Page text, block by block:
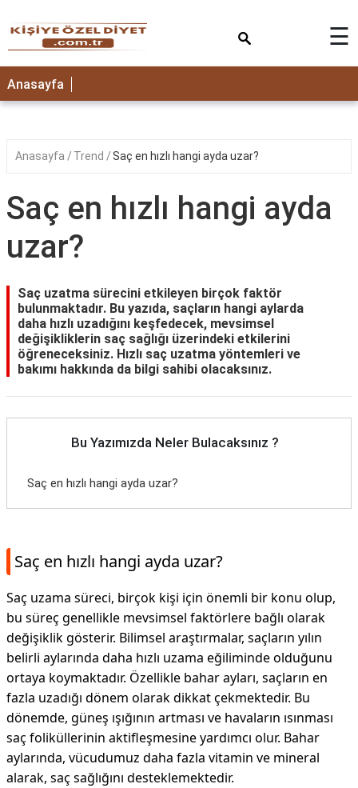
ANASAYFA
☰
Anasayfa
Anasayfa Trend Saç en hızlı hangi ayda uzar?
Saç en hızlı hangi ayda
uzar?
Saç uzatma sürecini etkileyen birçok faktör
bulunmaktadır. Bu yazıda, saçların hangi aylarda
daha hızlı uzadığını keşfedecek, mevsimsel
değişikliklerin saç sağlığı üzerindeki etkilerini
öğreneceksiniz. Hızlı saç uzatma yöntemleri ve
bakımı hakkında da bilgi sahibi olacaksınız.
Bu Yazımızda Neler Bulacaksınız ?
Saç en hızlı hangi ayda uzar?
Saç en hızlı hangi ayda uzar?
Saç uzama süreci, birçok kişi için önemli bir konu olup,
bu süreç genellikle mevsimsel faktörlere bağlı olarak
değişiklik gösterir. Bilimsel araştırmalar, saçların yılın
belirli aylarında daha hızlı uzama eğiliminde olduğunu
ortaya koymaktadır. Özellikle bahar ayları, saçların en
fazla uzadığı dönem olarak dikkat çekmektedir. Bu
dönemde, güneş ışığının artması ve havaların ısınması
saç foliküllerinin aktifleşmesine yardımcı olur. Bahar
aylarında, vücudumuz daha fazla vitamin ve mineral
alarak, saç sağlığını desteklemektedir.